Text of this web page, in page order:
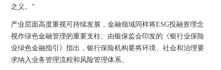
之义。”
产业层面高度重视可持续发展，金融领域同样将ESG投融资理念
视作绿色金融管理的重要支柱。由银保监会印发的《银行业保险
业绿色金融指引》指出，银行保险机构要将环境、社会和治理要
求纳入业务管理流程和风险管理体系。